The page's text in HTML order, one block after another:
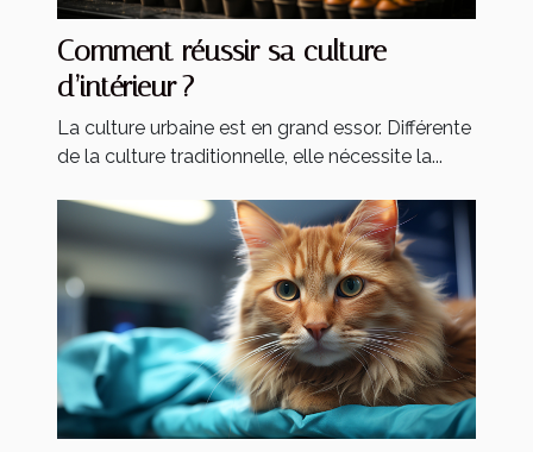
Comment réussir sa culture
d’intérieur ?
La culture urbaine est en grand essor. Différente
de la culture traditionnelle, elle nécessite la...